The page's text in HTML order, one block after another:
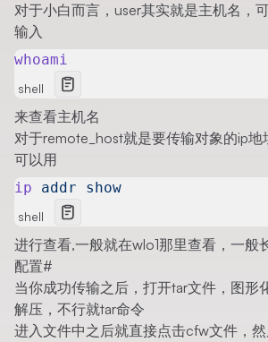
对于小白而言，user其实就是主机名，
输入
whoami
shell
来查看主机名
对于remote_host就是要传输对象的ip地
可以用
ip addr show
shell
进行查看,一般就在wlo1那里查看，一般
配置#
当你成功传输之后，打开tar文件，图形
解压，不行就tar命令
进入文件中之后就直接点击cfw文件，